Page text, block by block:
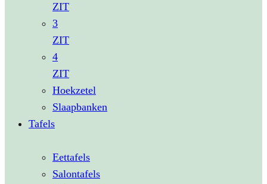
ZIT
3
ZIT
4
ZIT
Hoekzetel
Slaapbanken
Tafels
Eettafels
Salontafels